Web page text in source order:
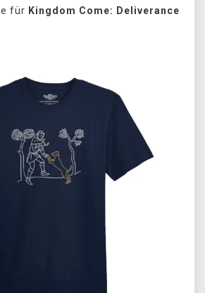
für Kingdom Come: Deliverance